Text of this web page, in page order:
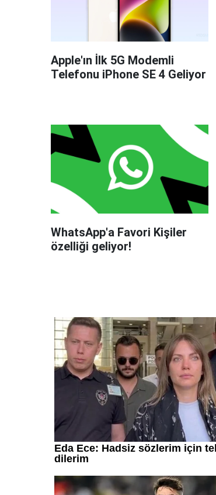
Apple'ın İlk 5G Modemli
Telefonu iPhone SE 4 Geliyor
WhatsApp'a Favori Kişiler
özelliği geliyor!